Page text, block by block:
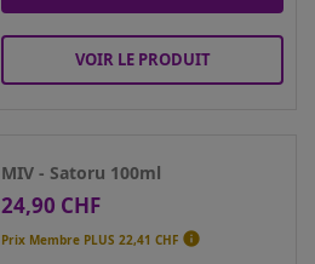
VOIR LE PRODUIT
MIV - Satoru 100ml
Prix
24,90 CHF
Prix Membre PLUS22,41 CHF 